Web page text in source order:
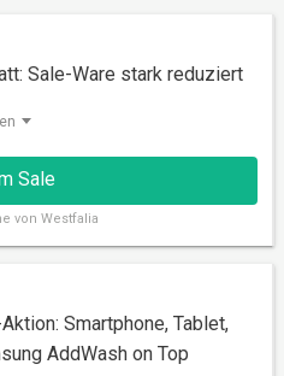
Sale-Ware stark reduziert
Sale
von Westfalia
Smartphone, Tablet,
AddWash on Top